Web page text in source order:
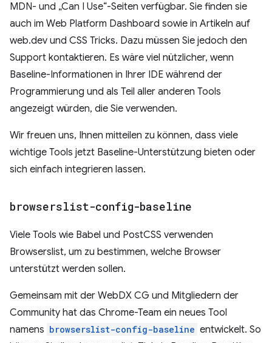
MDN- und „Can I Use“-Seiten verfügbar. Sie finden sie
auch im Web Platform Dashboard sowie in Artikeln auf
web.dev und CSS Tricks. Dazu müssen Sie jedoch den
Support kontaktieren. Es wäre viel nützlicher, wenn
Baseline-Informationen in Ihrer IDE während der
Programmierung und als Teil aller anderen Tools
angezeigt würden, die Sie verwenden.
Wir freuen uns, Ihnen mitteilen zu können, dass viele
wichtige Tools jetzt Baseline-Unterstützung bieten oder
sich einfach integrieren lassen.
browserslist-config-baseline
Viele Tools wie Babel und PostCSS verwenden
Browserslist, um zu bestimmen, welche Browser
unterstützt werden sollen.
Gemeinsam mit der WebDX CG und Mitgliedern der
Community hat das Chrome-Team ein neues Tool
namens browserslist-config-baseline entwickelt. So